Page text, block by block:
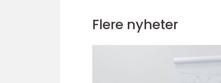
Flere nyheter